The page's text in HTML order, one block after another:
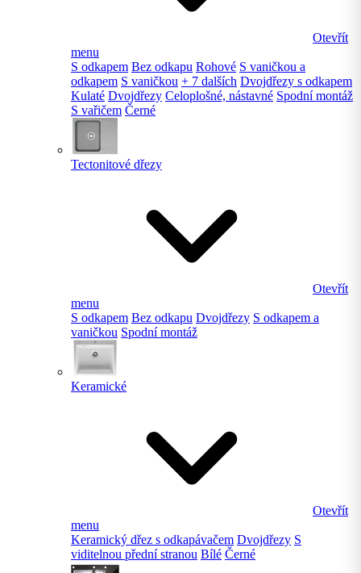
Otevřít
menu
S odkapem Bez odkapu Rohové S vaničkou a
odkapem S vaničkou + 7 dalších Dvojdřezy s odkapem
Kulaté Dvojdřezy Celoplošné, nástavné Spodní montáž
S vařičem Černé
Tectonitové dřezy
Otevřít
menu
S odkapem Bez odkapu Dvojdřezy S odkapem a
vaničkou Spodní montáž
Keramické
Otevřít
menu
Keramický dřez s odkapávačem Dvojdřezy S
viditelnou přední stranou Bílé Černé